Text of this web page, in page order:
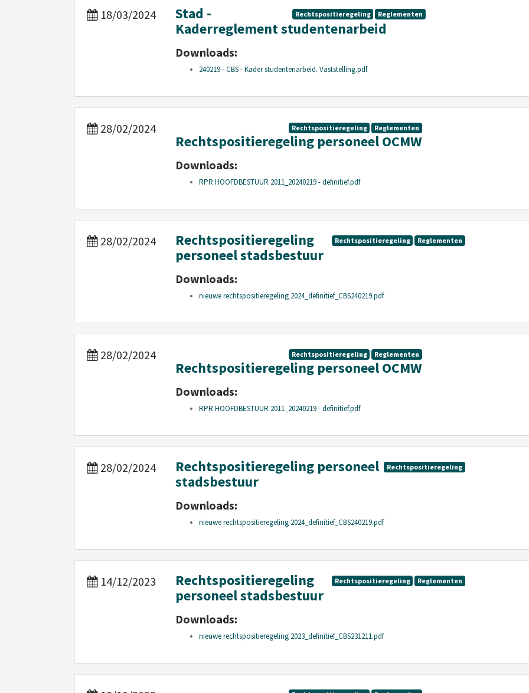
18/03/2024 Rechtspositieregeling Reglementen
Stad -
Kaderreglement studentenarbeid
Downloads:
240219 - CBS - Kader studentenarbeid. Vaststelling.pdf
28/02/2024 Rechtspositieregeling Reglementen
Rechtspositieregeling personeel OCMW
Downloads:
RPR HOOFDBESTUUR 2011_20240219 - definitief.pdf
28/02/2024 Rechtspositieregeling Reglementen
Rechtspositieregeling
personeel stadsbestuur
Downloads:
nieuwe rechtspositieregeling 2024_definitief_CBS240219.pdf
28/02/2024 Rechtspositieregeling Reglementen
Rechtspositieregeling personeel OCMW
Downloads:
RPR HOOFDBESTUUR 2011_20240219 - definitief.pdf
28/02/2024 Rechtspositieregeling
Rechtspositieregeling personeel
stadsbestuur
Downloads:
nieuwe rechtspositieregeling 2024_definitief_CBS240219.pdf
14/12/2023 Rechtspositieregeling Reglementen
Rechtspositieregeling
personeel stadsbestuur
Downloads:
nieuwe rechtspositieregeling 2023_definitief_CBS231211.pdf